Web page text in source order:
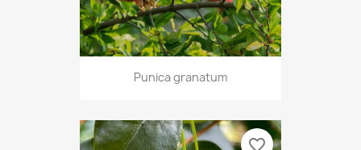
Punica granatum
favorite_border